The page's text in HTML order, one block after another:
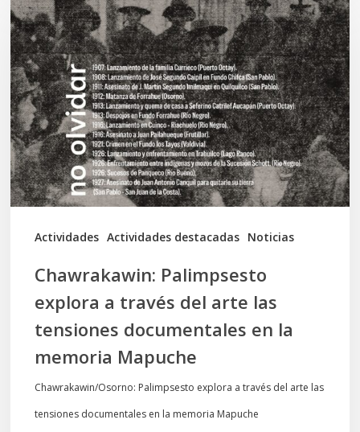
Actividades Actividades destacadas Noticias
Palimpsesto
explora
a
través
del
arte
las
tensiones
documentales
memoria
Mapuche
Chawrakawin: Palimpsesto
explora a través del arte las
tensiones documentales en la
memoria Mapuche
Chawrakawin/Osorno: Palimpsesto explora a través del arte las
tensiones documentales en la memoria Mapuche